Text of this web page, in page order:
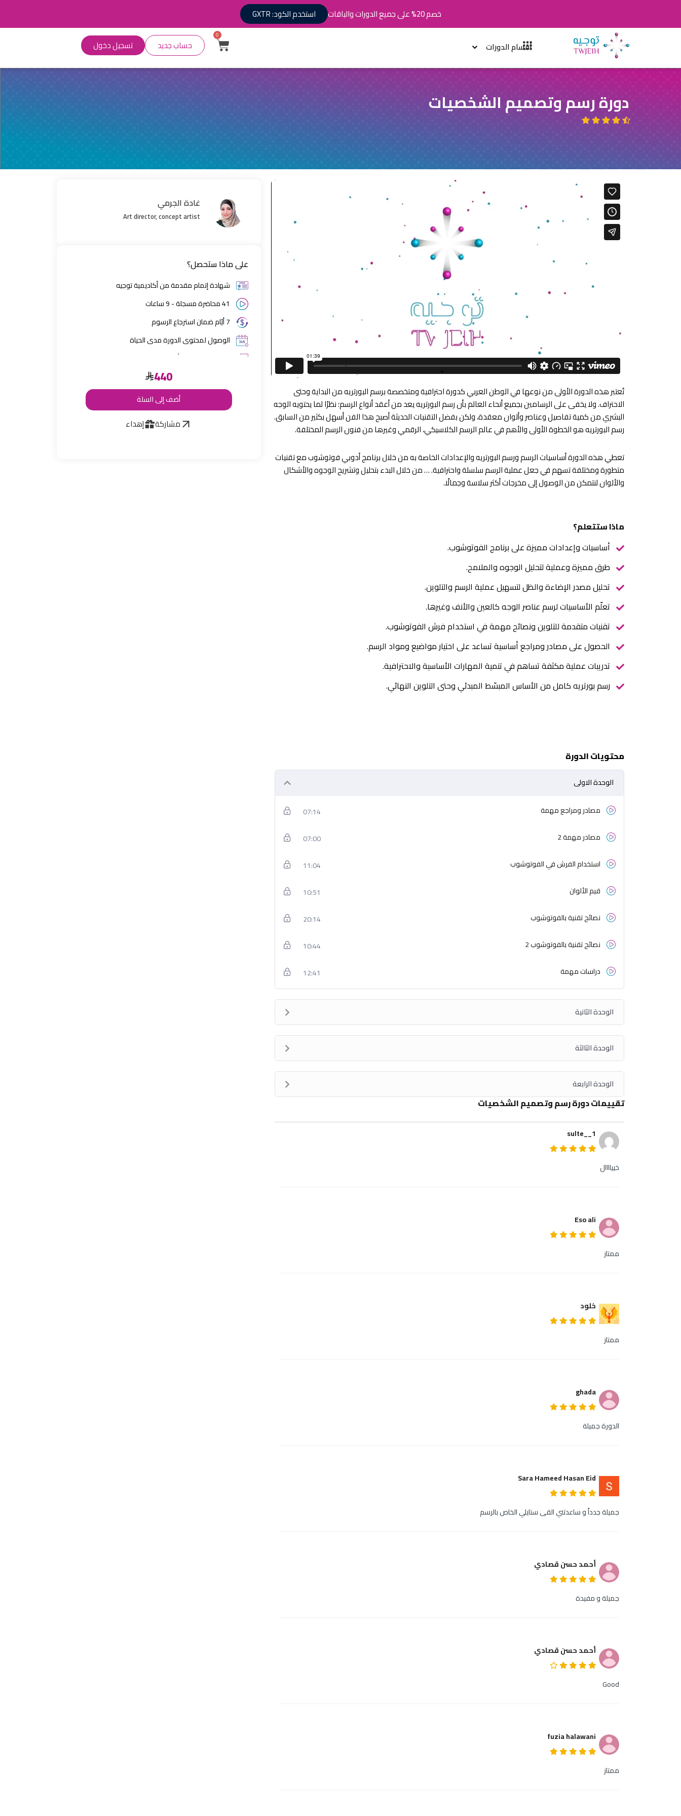
خصم 20% على جميع الدورات والباقات استخدم الكود: GXTR
أقسام الدورات
0
حساب جديد تسجيل دخول
دورة رسم وتصميم الشخصيات
تُعتبر هذه الدورة الأولى من نوعها في الوطن العربي كدورة احترافية ومتخصصة برسم البورتريه من البداية وحتى
الاحتراف. ولا يخفى على الرسامين بجميع أنحاء العالم بأن رسم البورتريه يعد من أعقد أنواع الرسم؛ نظرًا لما يحتويه الوجه
البشري من كمية تفاصيل وعناصر وألوان معقدة، ولكن بفضل التقنيات الحديثة أصبح هذا الفن أسهل بكثير من السابق.
رسم البورتريه هو الخطوة الأولى والأهم في عالم الرسم الكلاسيكي، الرقمي وغيرها من فنون الرسم المختلفة.
تعطي هذه الدورة أساسيات الرسم ورسم البورتريه والإعدادات الخاصة به من خلال برنامج أدوبي فوتوشوب مع تقنيات
متطورة ومختلفة تسهم في جعل عملية الرسم سلسلة واحترافية. … من خلال البدء بتحليل وتشريح الوجوه والأشكال
والألوان لنتمكن من الوصول إلى مخرجات أكثر سلاسة وجمالًا.
ماذا ستتعلم؟
أساسيات وإعدادات مميزة على برنامج الفوتوشوب.
طرق مميزة وعملية لتحليل الوجوه والملامح.
تحليل مصدر الإضاءة والظل لتسهيل عملية الرسم والتلوين.
تعلّم الأساسيات لرسم عناصر الوجه كالعين والأنف وغيرها.
تقنيات متقدمة للتلوين ونصائح مهمة في استخدام فرش الفوتوشوب.
الحصول على مصادر ومراجع أساسية تساعد على اختيار مواضيع ومواد الرسم.
تدريبات عملية مكثفة تساهم في تنمية المهارات الأساسية والاحترافية.
رسم بورتريه كامل من الأساس المبسّط المبدئي وحتى التلوين النهائي.
غادة الجرمي
Art director, concept artist
على ماذا ستحصل؟
شهادة إتمام مقدمة من أكاديمية توجيه
41 محاضرة مسجلة - 9 ساعات
7 أيّام ضمان استرجاع الرسوم
الوصول لمحتوى الدورة مدى الحياة
سؤال المدرّب في أي وقت
440
أضف إلى السلة
مشاركة إهداء
محتويات الدورة
الوحدة الاولى
مصادر ومراجع مهمة
07:14
مصادر مهمة 2
07:00
استخدام الفرش في الفوتوشوب
11:04
قيم الألوان
10:51
نصائح تقنية بالفوتوشوب
20:14
نصائح تقنية بالفوتوشوب 2
10:44
دراسات مهمة
12:41
الوحدة الثانية
الوحدة الثالثة
الوحدة الرابعة
تقييمات دورة رسم وتصميم الشخصيات
sulte__1
خيياااال
Eso ali
ممتاز
خلود
ممتاز
ghada
الدورة جميلة
Sara Hameed Hasan Eid
جميلة جدداً و ساعدتني القى ستايلي الخاص بالرسم
أحمد حسن قصادي
جميلة و مفيدة
أحمد حسن قصادي
Good
fuzia halawani
ممتاز